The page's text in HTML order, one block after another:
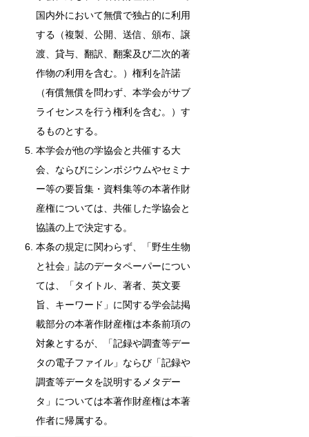
国内外において無償で独占的に利用
する（複製、公開、送信、頒布、譲
渡、貸与、翻訳、翻案及び二次的著
作物の利用を含む。）権利を許諾
（有償無償を問わず、本学会がサブ
ライセンスを行う権利を含む。）す
るものとする。
本学会が他の学協会と共催する大
会、ならびにシンポジウムやセミナ
ー等の要旨集・資料集等の本著作財
産権については、共催した学協会と
協議の上で決定する。
本条の規定に関わらず、「野生生物
と社会」誌のデータペーパーについ
ては、「タイトル、著者、英文要
旨、キーワード」に関する学会誌掲
載部分の本著作財産権は本条前項の
対象とするが、「記録や調査等デー
タの電子ファイル」ならび「記録や
調査等データを説明するメタデー
タ」については本著作財産権は本著
作者に帰属する。